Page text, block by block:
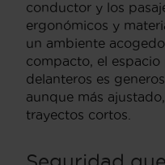
conductor y los
ergonómicos y
un ambiente
compacto, el
delanteros es
aunque más
trayectos cortos.
Seguridad